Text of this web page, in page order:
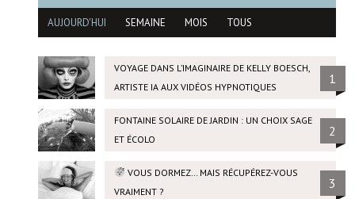
AUJOURD'HUI SEMAINE MOIS TOUS
VOYAGE DANS L’IMAGINAIRE DE KELLY BOESCH,
ARTISTE IA AUX VIDÉOS HYPNOTIQUES
1
FONTAINE SOLAIRE DE JARDIN : UN CHOIX SAGE
ET ÉCOLO
2
VOUS DORMEZ… MAIS RÉCUPÉREZ-VOUS
VRAIMENT ?
3